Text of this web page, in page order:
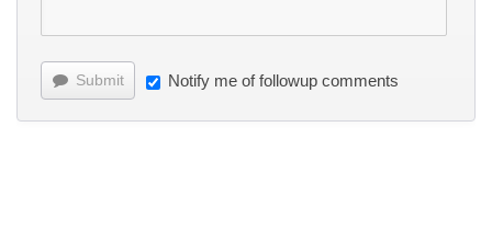
Submit Notify me of followup comments